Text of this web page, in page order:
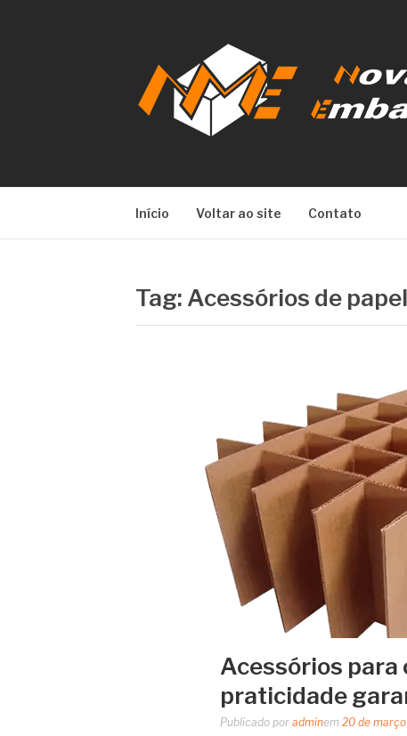
Início Voltar ao site Contato
Tag: Acessórios de
Acessórios para
praticidade
Publicado por adminem 20 de